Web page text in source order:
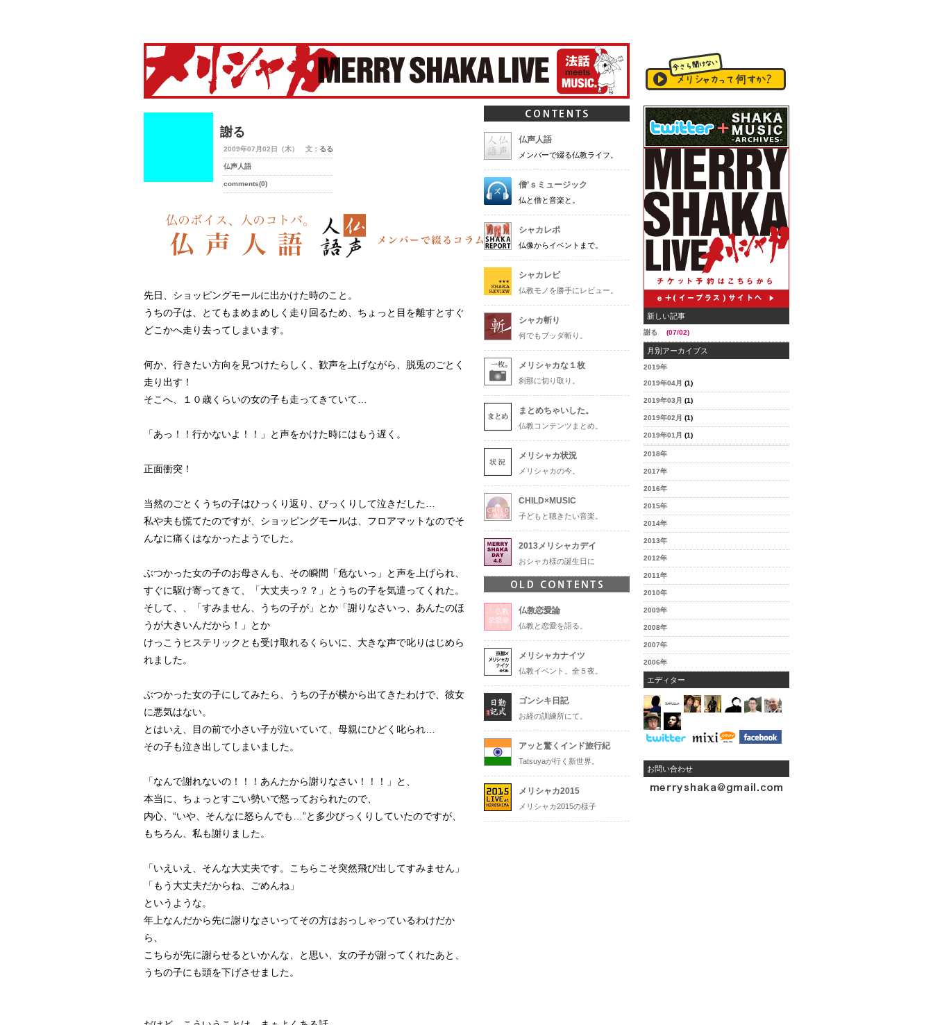
謝る
2009年07月02日（木） 文： るる
仏声人語
comments(0)
先日、ショッピングモールに出かけた時のこと。
うちの子は、とてもまめまめしく走り回るため、ちょっと目を離すとすぐ
どこかへ走り去ってしまいます。
何か、行きたい方向を見つけたらしく、歓声を上げながら、脱兎のごとく
走り出す！
そこへ、１０歳くらいの女の子も走ってきていて…
「あっ！！行かないよ！！」と声をかけた時にはもう遅く。
正面衝突！
当然のごとくうちの子はひっくり返り、びっくりして泣きだした…
私や夫も慌てたのですが、ショッピングモールは、フロアマットなのでそ
んなに痛くはなかったようでした。
ぶつかった女の子のお母さんも、その瞬間「危ないっ」と声を上げられ、
すぐに駆け寄ってきて、「大丈夫っ？？」とうちの子を気遣ってくれた。
そして、、「すみません、うちの子が」とか「謝りなさいっ、あんたのほ
うが大きいんだから！」とか
けっこうヒステリックとも受け取れるくらいに、大きな声で叱りはじめら
れました。
ぶつかった女の子にしてみたら、うちの子が横から出てきたわけで、彼女
に悪気はない。
とはいえ、目の前で小さい子が泣いていて、母親にひどく叱られ…
その子も泣き出してしまいました。
「なんで謝れないの！！！あんたから謝りなさい！！！」と、
本当に、ちょっとすごい勢いで怒っておられたので、
内心、“いや、そんなに怒らんでも…”と多少びっくりしていたのですが、
もちろん、私も謝りました。
「いえいえ、そんな大丈夫です。こちらこそ突然飛び出してすみません」
「もう大丈夫だからね、ごめんね」
というような。
年上なんだから先に謝りなさいってその方はおっしゃっているわけだか
ら、
こちらが先に謝らせるといかんな、と思い、女の子が謝ってくれたあと、
うちの子にも頭を下げさせました。
仏声人語
メンバーで綴る仏教ライフ。
僧’ｓミュージック
仏と僧と音楽と。
シャカレポ
仏像からイベントまで。
シャカレビ
仏教モノを勝手にレビュー。
シャカ斬り
何でもブッダ斬り。
メリシャカな１枚
刹那に切り取り。
まとめちゃいした。
仏教コンテンツまとめ。
メリシャカ状況
メリシャカの今。
CHILD×MUSIC
子どもと聴きたい音楽。
2013メリシャカデイ
おシャカ様の誕生日に
仏教恋愛論
仏教と恋愛を語る。
メリシャカナイツ
仏教イベント。全５夜。
ゴンシキ日記
お経の訓練所にて。
アッと驚くインド旅行紀
Tatsuyaが行く新世界。
メリシャカ2015
メリシャカ2015の様子
新しい記事
謝る (07/02)
月別アーカイブス
2019年
2019年04月 (1)
2019年03月 (1)
2019年02月 (1)
2019年01月 (1)
2018年
2017年
2016年
2015年
2014年
2013年
2012年
2011年
2010年
2009年
2008年
2007年
2006年
エディター
お問い合わせ